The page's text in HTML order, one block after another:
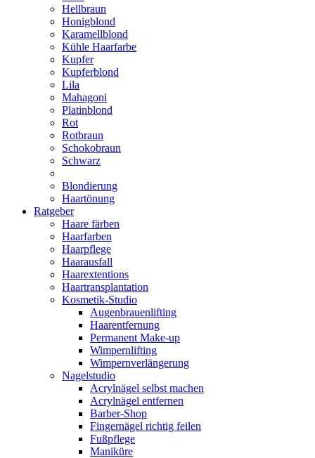
Hellbraun
Honigblond
Karamellblond
Kühle Haarfarbe
Kupfer
Kupferblond
Lila
Mahagoni
Platinblond
Rot
Rotbraun
Schokobraun
Schwarz
Blondierung
Haartönung
Ratgeber
Haare färben
Haarfarben
Haarpflege
Haarausfall
Haarextentions
Haartransplantation
Kosmetik-Studio
Augenbrauenlifting
Haarentfernung
Permanent Make-up
Wimpernlifting
Wimpernverlängerung
Nagelstudio
Acrylnägel selbst machen
Acrylnägel entfernen
Barber-Shop
Fingernägel richtig feilen
Fußpflege
Maniküre